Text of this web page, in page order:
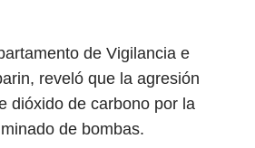
de Vigilancia e
reveló que la agresión
dióxido de carbono por la
de bombas.